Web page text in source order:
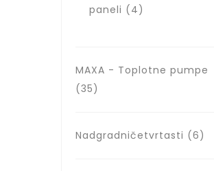
paneli (4)
MAXA - Toplotne pumpe
(35)
Nadgradničetvrtasti (6)